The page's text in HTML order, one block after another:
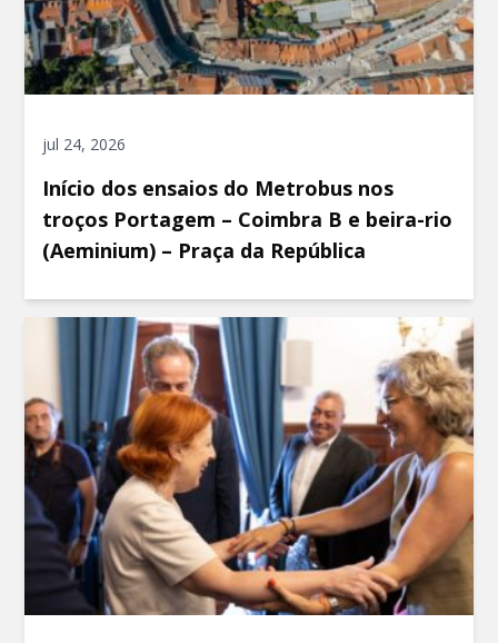
jul 24, 2026
Início dos ensaios do Metrobus nos
troços Portagem – Coimbra B e beira-rio
(Aeminium) – Praça da República